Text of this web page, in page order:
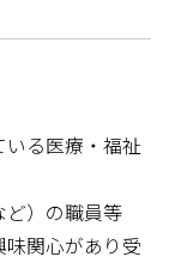
いる医療・福祉
）の職員等
味関心があり受